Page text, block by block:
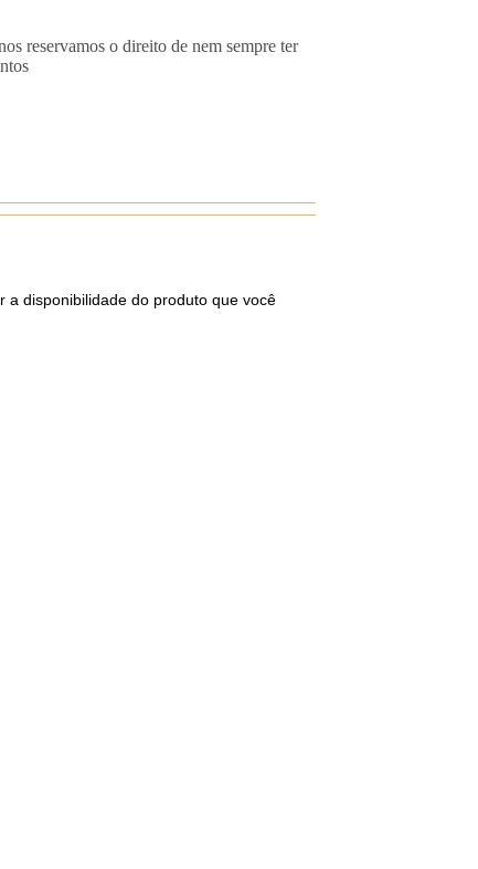
reservamos o direito de nem sempre ter
a disponibilidade do produto que você